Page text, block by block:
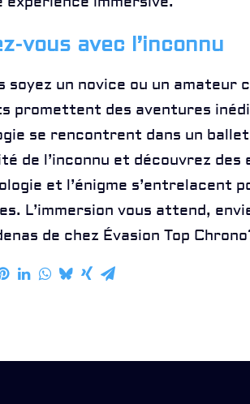
expérience immersive.
vous avec l’inconnu
soyez un novice ou un amateur
promettent des aventures
se rencontrent dans un
de l’inconnu et découvrez
et l’énigme s’entrelacent
L’immersion vous attend,
de chez Évasion Top